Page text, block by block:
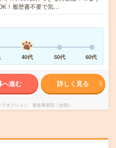
！履歴書不要で気…
40代 50代 60代
へ進む 詳しく見る
オプション 製造事業部（全国）